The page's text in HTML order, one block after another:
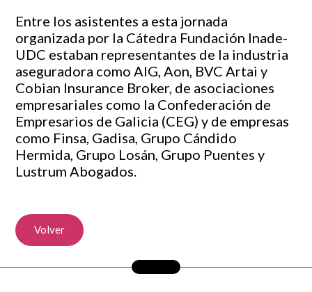
Entre los asistentes a esta jornada
organizada por la Cátedra Fundación Inade-
UDC estaban representantes de la industria
aseguradora como AIG, Aon, BVC Artai y
Cobian Insurance Broker, de asociaciones
empresariales como la Confederación de
Empresarios de Galicia (CEG) y de empresas
como Finsa, Gadisa, Grupo Cándido
Hermida, Grupo Losán, Grupo Puentes y
Lustrum Abogados.
Volver